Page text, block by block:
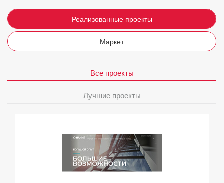
Реализованные проекты
Маркет
Все проекты
Лучшие проекты